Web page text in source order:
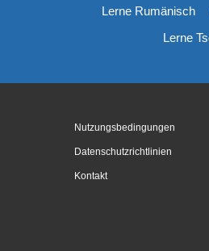
Lerne Rumänisch
Lerne
Nutzungsbedingungen
Datenschutzrichtlinien
Kontakt